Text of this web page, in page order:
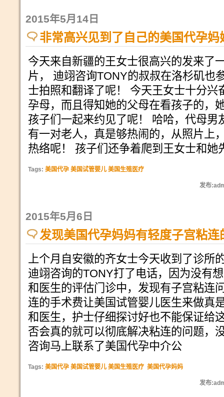
2015年5月14日
非常高兴见到了自己的美国代孕妈
今天来自新疆的王女士很高兴的发来了
片， 迪翊咨询TONY的叔叔在洛杉矶也
士拍照和翻译了呢！ 今天王女士十分兴
孕母，而且得知她的父母在看孩子的，
孩子们一起来约见了呢！ 哈哈，代母男
有一对老人，真是够热闹的，从照片上
热络呢！ 孩子们还争着爬到王女士和她
Tags: 美国代孕 美国试管婴儿 美国生殖医疗
发布
2015年5月6日
发现美国代孕妈妈有轻度子宫粘连
上个月自安徽的齐女士今天收到了诊所
迪翊咨询的TONY打了电话，因为没有
和医生的评估门诊中，发现有子宫粘连
连的手术费让美国试管婴儿医生来做真
和医生，护士仔细探讨好也不能保证给
否会真的就可以彻底解决粘连的问题，
咨询马上联系了美国代孕中介公
Tags: 美国代孕 美国试管婴儿 美国生殖医疗 美国代孕妈妈
发布